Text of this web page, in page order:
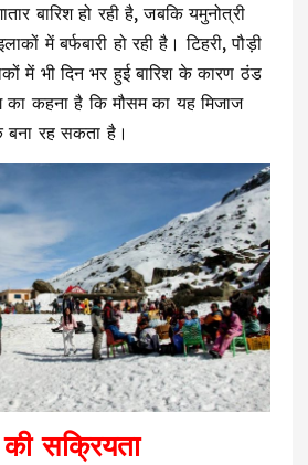
बारिश हो रही है, जबकि यमुनोत्री
में बर्फबारी हो रही है। टिहरी, पौड़ी
में भी दिन भर हुई बारिश के कारण ठंड
का कहना है कि मौसम का यह मिजाज
रह सकता है।
की सक्रियता